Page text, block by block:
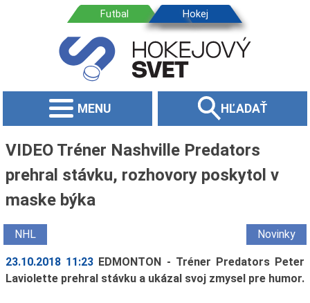
MENU HĽADAŤ
VIDEO Tréner Nashville Predators
prehral stávku, rozhovory poskytol v
maske býka
NHL Novinky
23.10.2018 11:23 EDMONTON - Tréner Predators Peter
Laviolette prehral stávku a ukázal svoj zmysel pre humor.